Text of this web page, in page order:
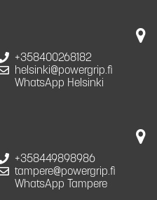
+358400268182
helsinki@powergrip.fi
WhatsApp Helsinki
+358449898986
tampere@powergrip.fi
WhatsApp Tampere